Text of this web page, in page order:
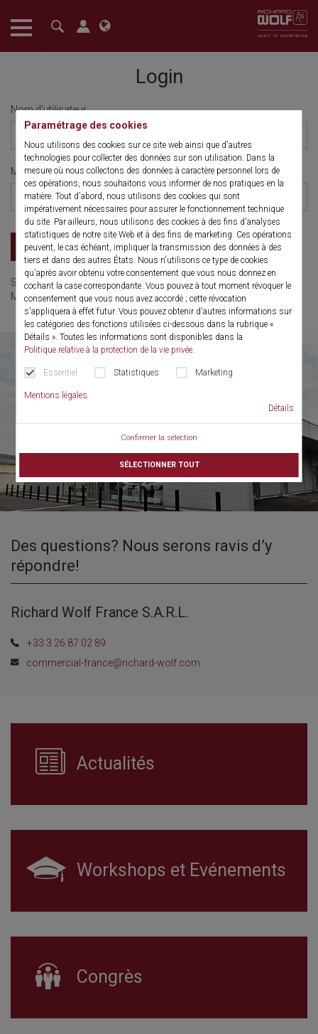
Paramétrage des cookies
Nous utilisons des cookies sur ce site web ainsi que d'autres
technologies pour collecter des données sur son utilisation. Dans la
mesure où nous collectons des données à caractère personnel lors de
ces opérations, nous souhaitons vous informer de nos pratiques en la
matière. Tout d'abord, nous utilisons des cookies qui sont
impérativement nécessaires pour assurer le fonctionnement technique
du site. Par ailleurs, nous utilisons des cookies à des fins d'analyses
statistiques de notre site Web et à des fins de marketing. Ces opérations
peuvent, le cas échéant, impliquer la transmission des données à des
tiers et dans des autres États. Nous n'utilisons ce type de cookies
qu'après avoir obtenu votre consentement que vous nous donnez en
cochant la case correspondante. Vous pouvez à tout moment révoquer le
consentement que vous nous avez accordé ; cette révocation
s'appliquera à effet futur. Vous pouvez obtenir d'autres informations sur
les catégories des fonctions utilisées ci-dessous dans la rubrique «
Détails ». Toutes les informations sont disponibles dans la
Politique relative à la protection de la vie privée.
Essentiel Statistiques Marketing
Mentions légales
Détails
Confirmer la sélection
SÉLECTIONNER TOUT
The language setting of your browser is set to English. Do you
Confirm
Login
Nom d'utilisateur
Mot de passe
Identification
S'inscrire dès maintenant
Mot de passe oublié ?
Des questions? Nous serons ravis d’y
répondre!
Richard Wolf France S.A.R.L.
+33 3 26 87 02 89
commercial-france@richard-wolf.com
Actualités
Workshops et Evénements
Congrès